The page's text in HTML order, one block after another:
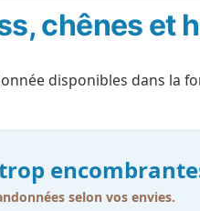
chênes et
disponibles dans la
selon vos envies.